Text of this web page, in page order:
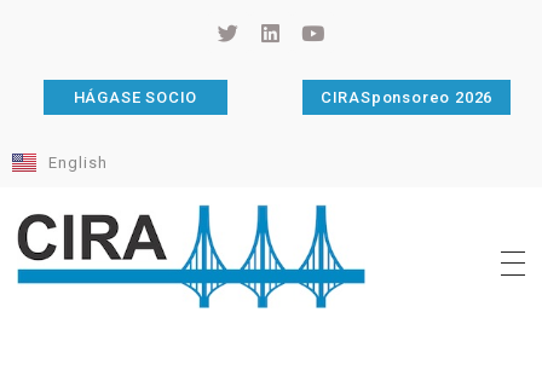
HÁGASE SOCIO CIRASponsoreo 2026
English